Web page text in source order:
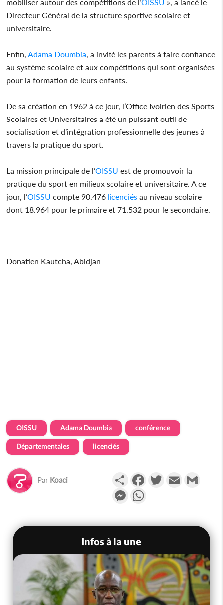
mobiliser autour des compétitions de l’OISSU », a lancé le
Directeur Général de la structure sportive scolaire et
universitaire.
Enfin,Adama Doumbia, a invité les parents à faire confiance
au système scolaire et aux compétitions qui sont organisées
pour la formation de leurs enfants.
De sa création en 1962 à ce jour, l’Office Ivoirien des Sports
Scolaires et Universitaires a été un puissant outil de
socialisation et d’intégration professionnelle des jeunes à
travers la pratique du sport.
La mission principale de l’OISSU est de promouvoir la
pratique du sport en milieux scolaire et universitaire. A ce
jour, l’OISSU compte 90.476 licenciés au niveau scolaire
dont 18.964 pour le primaire et 71.532 pour le secondaire.
Donatien Kautcha, Abidjan
OISSU Adama Doumbia conférence
Départementales licenciés
Par Koaci PartagerFacebookTwitterEmail
Messenger
Infos à la une